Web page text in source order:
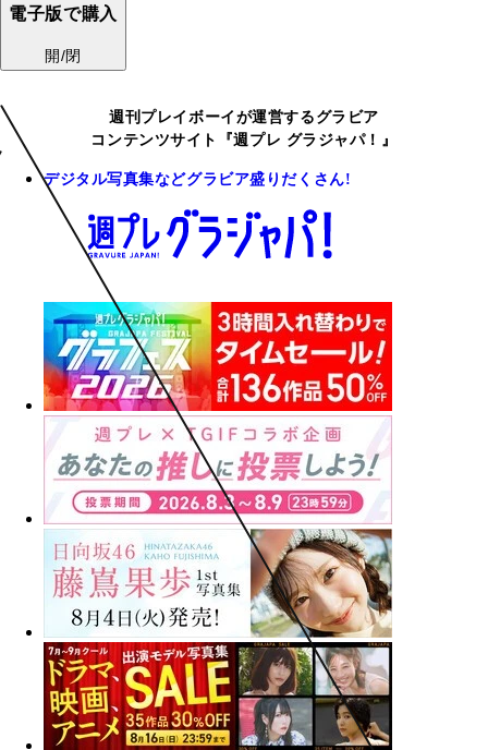
電子版で購入
開/閉
週刊プレイボーイが運営するグラビア
コンテンツサイト『週プレ グラジャパ！』
デジタル写真集などグラビア盛りだくさん!